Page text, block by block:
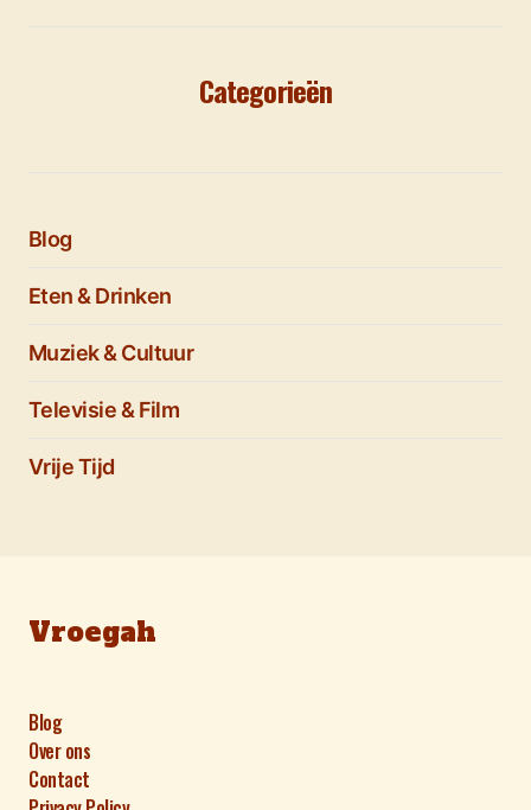
Categorieën
Blog
Eten & Drinken
Muziek & Cultuur
Televisie & Film
Vrije Tijd
Vroegah
Blog
Over ons
Contact